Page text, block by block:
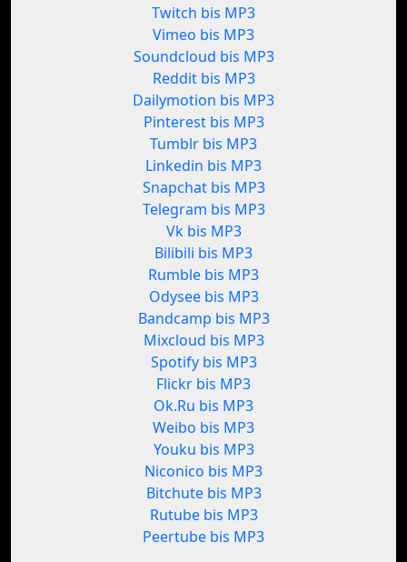
Twitch bis MP3
Vimeo bis MP3
Soundcloud bis MP3
Reddit bis MP3
Dailymotion bis MP3
Pinterest bis MP3
Tumblr bis MP3
Linkedin bis MP3
Snapchat bis MP3
Telegram bis MP3
Vk bis MP3
Bilibili bis MP3
Rumble bis MP3
Odysee bis MP3
Bandcamp bis MP3
Mixcloud bis MP3
Spotify bis MP3
Flickr bis MP3
Ok.Ru bis MP3
Weibo bis MP3
Youku bis MP3
Niconico bis MP3
Bitchute bis MP3
Rutube bis MP3
Peertube bis MP3